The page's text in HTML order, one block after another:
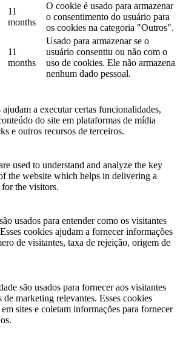
11
months
O cookie é usado para armazenar
o consentimento do usuário para
os cookies na categoria "Outros".
11
months
Usado para armazenar se o
usuário consentiu ou não com o
uso de cookies. Ele não armazena
nenhum dado pessoal.
a executar certas funcionalidades,
do site em plataformas de mídia
e outros recursos de terceiros.
used to understand and analyze the key
the website which helps in delivering a
for the visitors.
usados ​​para entender como os visitantes
cookies ajudam a fornecer informações
de visitantes, taxa de rejeição, origem de
são usados ​​para fornecer aos visitantes
de marketing relevantes. Esses cookies
sites e coletam informações para fornecer